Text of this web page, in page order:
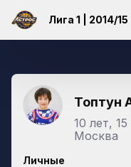
Лига 1 | 2014/
Топтун
10 лет,
Москва
Личные